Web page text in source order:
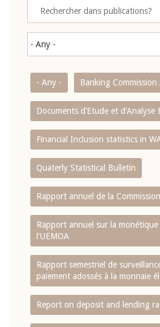
- Any - Banking
Documents d’Etude et d’Analyse
Financial Inclusion statistics in
Quaterly Statistical Bulletin
Rapport annuel de la
Rapport annuel sur la
l'UEMOA
Rapport semestriel de
paiement adossés à la monnaie
Report on deposit and lending